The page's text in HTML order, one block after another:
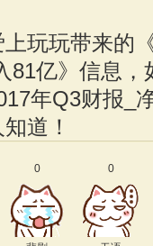
玩玩带来的
81亿》信息
年Q3财报_
道！
0 0